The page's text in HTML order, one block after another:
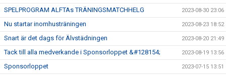
SPELPROGRAM ALFTAs TRÄNINGSMATCHHELG 2023-08-30 23:06
Nu startar inomhusträningen 2023-08-23 18:52
Snart är det dags för Älvstädningen 2023-08-20 21:49
Tack till alla medverkande i Sponsorloppet &#128154; 2023-08-19 13:56
Sponsorloppet 2023-07-15 13:51